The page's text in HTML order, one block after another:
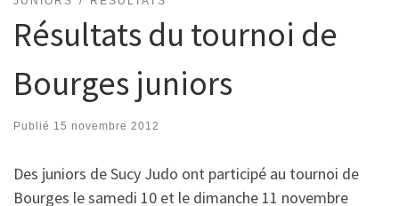
Résultats du tournoi de
Bourges juniors
Publié 15 novembre 2012
Des juniors de Sucy Judo ont participé au tournoi de
Bourges le samedi 10 et le dimanche 11 novembre